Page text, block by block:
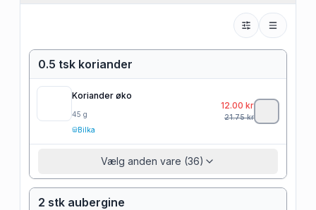
0.5 tsk koriander
Koriander øko
45 g
Bilka
12.00 kr
21.75kr
Vælg anden vare (36)
2 stk aubergine